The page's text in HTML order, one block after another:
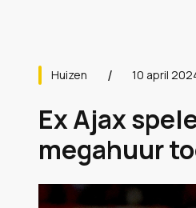
Huizen 10 april
Ex Ajax
megahuur